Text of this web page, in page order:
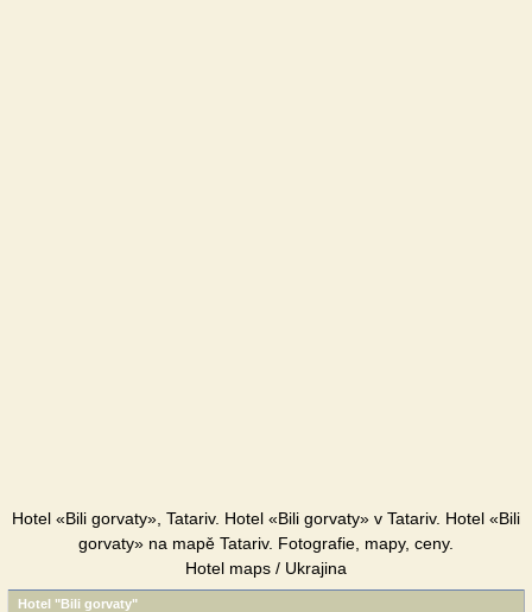
Hotel «Bili gorvaty», Tatariv. Hotel «Bili gorvaty» v Tatariv. Hotel «Bili
gorvaty» na mapě Tatariv. Fotografie, mapy, ceny.
Hotel maps / Ukrajina
Hotel "Bili gorvaty"